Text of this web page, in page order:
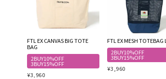
FTL EX CANVAS BIG TOTE
BAG
2BUY10%OFF
3BUY15%OFF
¥3,960
FTL EX MESH TOTEBAG L
2BUY10%OFF
3BUY15%OFF
¥3,960